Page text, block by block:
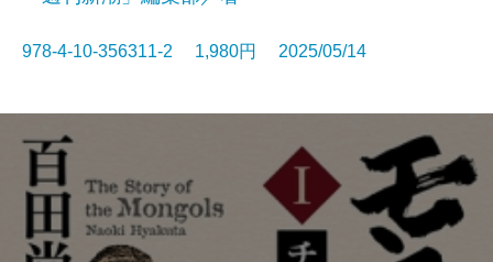
978-4-10-356311-2 1,980円 2025/05/14